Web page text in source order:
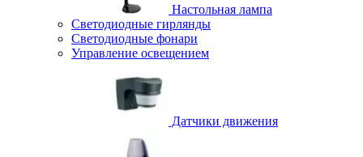
Настольная лампа
Светодиодные гирлянды
Светодиодные фонари
Управление освещением
Датчики движения